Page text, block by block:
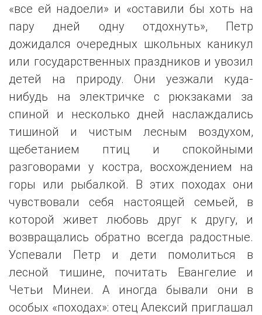
«все ей надоели» и «оставили бы хоть на
пару дней одну отдохнуть», Петр
дожидался очередных школьных каникул
или государственных праздников и увозил
детей на природу. Они уезжали куда-
нибудь на электричке с рюкзаками за
спиной и несколько дней наслаждались
тишиной и чистым лесным воздухом,
щебетанием птиц и спокойными
разговорами у костра, восхождением на
горы или рыбалкой. В этих походах они
чувствовали себя настоящей семьей, в
которой живет любовь друг к другу, и
возвращались обратно всегда радостные.
Успевали Петр и дети помолиться в
лесной тишине, почитать Евангелие и
Четьи Минеи. А иногда бывали они в
особых «походах»: отец Алексий приглашал